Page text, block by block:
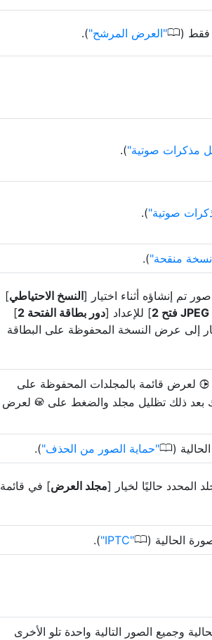
فقط (0 العرض المرشح ).
مذكرات صوتية ).
صوتية ).
نسخة منقحة ).
تم إنشاؤه أثناء اختيار [النسخ الاحتياطي]
] للإعداد [دور بطاقة الفتحة 2
]
إلى عرض النسخة المحفوظة على البطاقة
2 لعرض قائمة بالمجلدات المحفوظة على
بعد ذلك تظليل مجلد والضغط على J لعرض
(
0 حماية الصور من الحذف ).
المحدد حاليًا لخيار [مجلد العرض] في قائمة
0
IPTC
).
وجميع الصور التالية واحدة تلو الأخرى